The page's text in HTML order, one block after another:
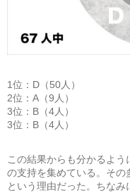
1位：D（50人）
2位：A（9人）
3位：B（4人）
3位：B（4人）
この結果からも分かるよ
の支持を集めている。その
という理由だった。ちな